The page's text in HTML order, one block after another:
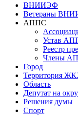
ВНИИЭФ
Ветераны
АППС
Устав
Реестр
Члены
Город
Территория
Область
Депутат на
Решения думы
Спорт